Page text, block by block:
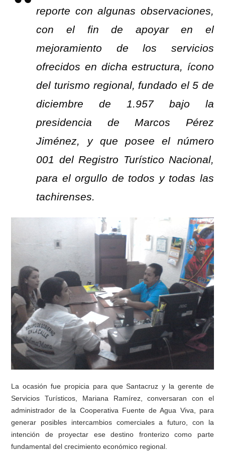
reporte con algunas observaciones,
con el fin de apoyar en el
mejoramiento de los servicios
ofrecidos en dicha estructura, ícono
del turismo regional, fundado el 5 de
diciembre de 1.957 bajo la
presidencia de Marcos Pérez
Jiménez, y que posee el número
001 del Registro Turístico Nacional,
para el orgullo de todos y todas las
tachirenses.
La ocasión fue propicia para que Santacruz y la gerente de
Servicios Turísticos, Mariana Ramírez, conversaran con el
administrador de la Cooperativa Fuente de Agua Viva, para
generar posibles intercambios comerciales a futuro, con la
intención de proyectar ese destino fronterizo como parte
fundamental del crecimiento económico regional.